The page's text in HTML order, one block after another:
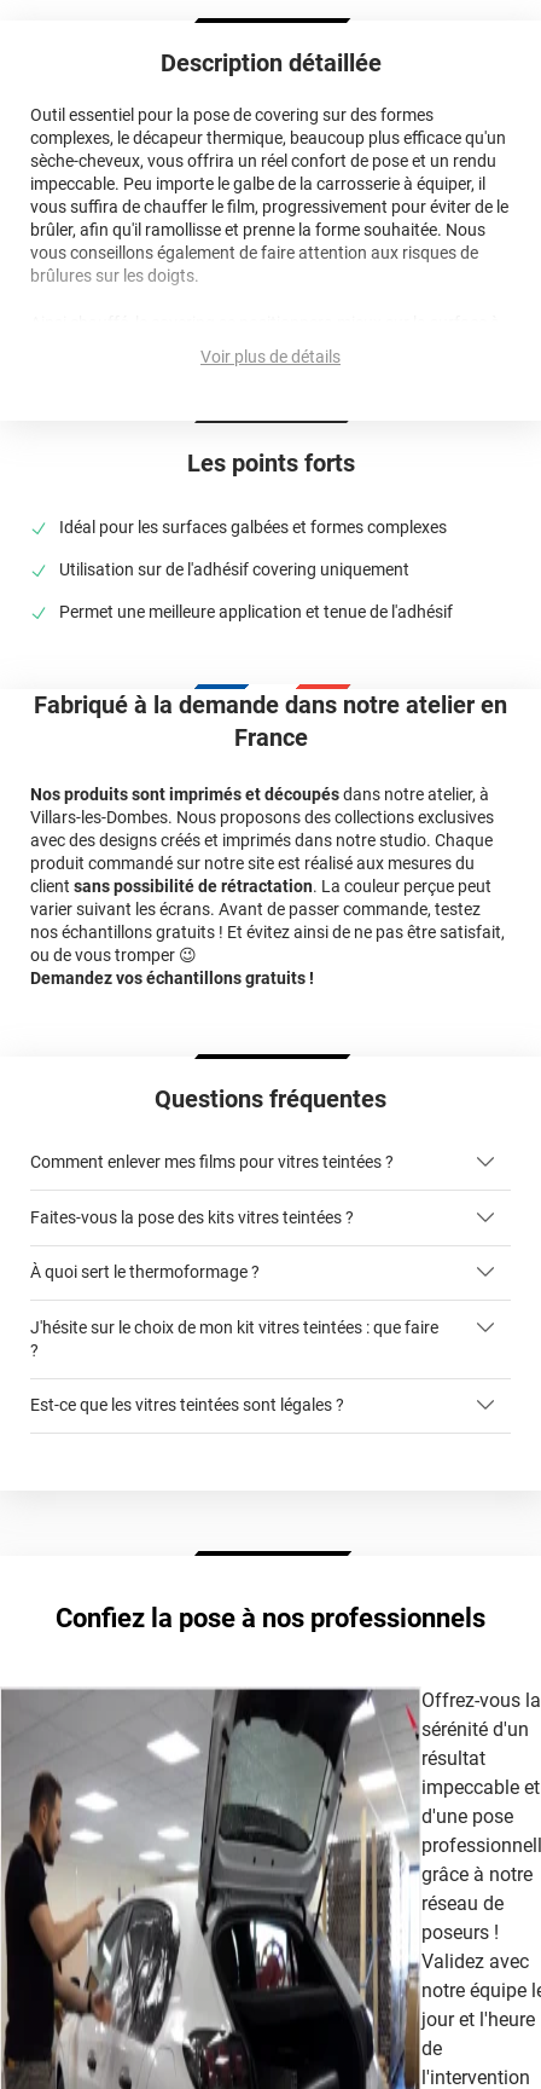
Les points forts
Idéal pour les surfaces galbées et formes complexes
Utilisation sur de l'adhésif covering uniquement
Permet une meilleure application et tenue de l'adhésif
Fabriqué à la demande dans notre atelier en
France
Nos produits sont imprimés et découpésdans notre atelier, à
Villars-les-Dombes. Nous proposons des collections exclusives
avec des designs créés et imprimés dans notre studio. Chaque
produit commandé sur notre site est réalisé aux mesures du
client sans possibilité de rétractation. La couleur perçue peut
varier suivant les écrans. Avant de passer commande, testez
nos échantillons gratuits ! Et évitez ainsi de ne pas être satisfait,
ou de vous tromper 😉
Demandez vos échantillons gratuits !
Questions fréquentes
Comment enlever mes films pour vitres teintées ?
ici
Faites-vous la pose des kits vitres teintées ?
kits vitres teintées
À quoi sert le thermoformage ?
faciliter la pose du film sur la vitre
J'hésite sur le choix de mon kit vitres teintées : que faire
?
Est-ce que les vitres teintées sont légales ?
Extrême Clair 70
Description détaillée
Outil essentiel pour la pose de covering sur des formes
complexes, le décapeur thermique, beaucoup plus efficace qu'un
sèche-cheveux, vous offrira un réel confort de pose et un rendu
impeccable. Peu importe le galbe de la carrosserie à équiper, il
vous suffira de chauffer le film, progressivement pour éviter de le
brûler, afin qu'il ramollisse et prenne la forme souhaitée. Nous
vous conseillons également de faire attention aux risques de
brûlures sur les doigts.
appliquer, quel que soit sa forme ! Une fois la pose terminée,
n'hésitez pas à repasser un léger coup de chaleur sur l'ensemble
visionner des vidéos tutos qui vous montreront l'utilisation du
Référence produit :VO240.
Voir plus de détails
Confiez la pose à nos professionnels
Offrez-vous la
sérénité d'un
résultat
impeccable et
d'une pose
grâce à notre
réseau de
poseurs !
Validez avec
notre équipe
jour et l'heure
de
l'intervention